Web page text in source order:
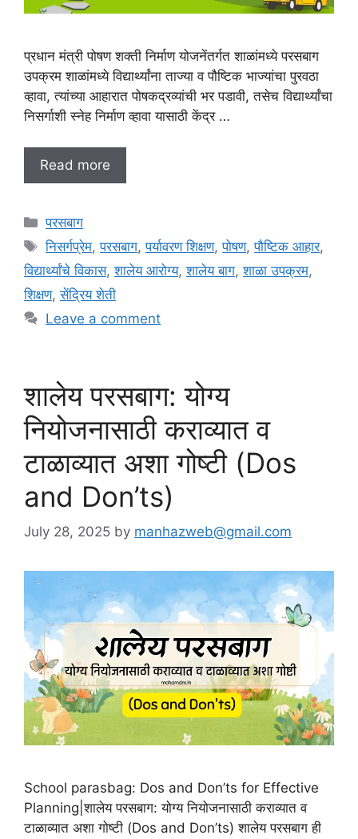
प्रधान मंत्री पोषण शक्ती निर्माण योजनेंतर्गत शाळांमध्ये परसबाग
उपक्रम शाळांमध्ये विद्यार्थ्यांना ताज्या व पौष्टिक भाज्यांचा पुरवठा
व्हावा, त्यांच्या आहारात पोषकद्रव्यांची भर पडावी, तसेच विद्यार्थ्यांचा
निसर्गाशी स्नेह निर्माण व्हावा यासाठी केंद्र …
Read more
C
a
e
g
o
s
परसबाग
T
a
s
निसर्गप्रेम,परसबाग,पर्यावरण शिक्षण,पोषण,पौष्टिक आहार,
विद्यार्थ्यांचे विकास,शालेय आरोग्य,शालेय बाग,शाळा उपक्रम,
शिक्षण,सेंद्रिय शेती
Leave a comment
शालेय परसबाग: योग्य
नियोजनासाठी कराव्यात व
टाळाव्यात अशा गोष्टी (Dos
and Don’ts)
July 28, 2025 by manhazweb@gmail.com
School parasbag: Dos and Don’ts for Effective
Planning|शालेय परसबाग: योग्य नियोजनासाठी कराव्यात व
टाळाव्यात अशा गोष्टी (Dos and Don’ts) शालेय परसबाग ही